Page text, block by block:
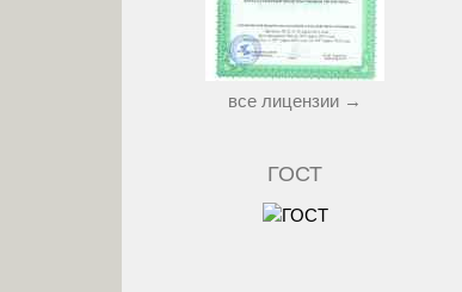
все лицензии →
ГОСТ